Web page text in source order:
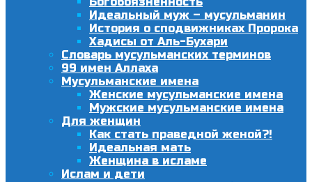
Идеальный муж – мусульманин
История о сподвижниках Пророка
Хадисы от Аль-Бухари
Словарь мусульманских терминов
99 имен Аллаха
Мусульманские имена
Женские мусульманские имена
Мужские мусульманские имена
Для женщин
Как стать праведной женой?!
Идеальная мать
Женщина в исламе
Ислам и дети